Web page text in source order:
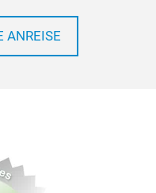
ANREISE